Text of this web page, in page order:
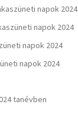
napok 2024
napok 2024
napok 2024
napok 2024
tanévben